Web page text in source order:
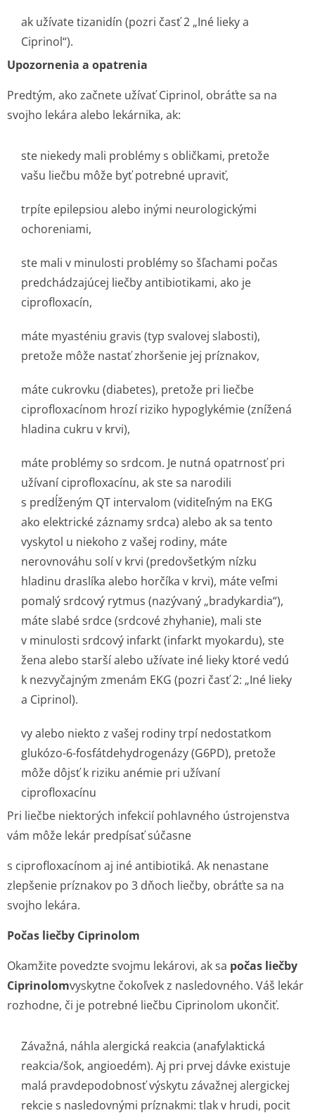
ak užívate tizanidín (pozri časť 2 „Iné lieky a
Ciprinol“).
Upozornenia a opatrenia
Predtým, ako začnete užívať Ciprinol, obráťte sa na
svojho lekára alebo lekárnika, ak:
ste niekedy mali problémy s obličkami, pretože
vašu liečbu môže byť potrebné upraviť,
trpíte epilepsiou alebo inými neurologickými
ochoreniami,
ste mali v minulosti problémy so šľachami počas
predchádzajúcej liečby antibiotikami, ako je
ciprofloxacín,
máte myasténiu gravis (typ svalovej slabosti),
pretože môže nastať zhoršenie jej príznakov,
máte cukrovku (diabetes), pretože pri liečbe
ciprofloxacínom hrozí riziko hypoglykémie (znížená
hladina cukru v krvi),
máte problémy so srdcom. Je nutná opatrnosť pri
užívaní ciprofloxacínu, ak ste sa narodili
s predĺženým QT intervalom (viditeľným na EKG
ako elektrické záznamy srdca) alebo ak sa tento
vyskytol u niekoho z vašej rodiny, máte
nerovnováhu solí v krvi (predovšetkým nízku
hladinu draslíka alebo horčíka v krvi), máte veľmi
pomalý srdcový rytmus (nazývaný „bradykardia“),
máte slabé srdce (srdcové zhyhanie), mali ste
v minulosti srdcový infarkt (infarkt myokardu), ste
žena alebo starší alebo užívate iné lieky ktoré vedú
k nezvyčajným zmenám EKG (pozri časť 2: „Iné lieky
a Ciprinol).
vy alebo niekto z vašej rodiny trpí nedostatkom
glukózo-6-fosfátdehydrogenázy (G6PD), pretože
môže dôjsť k riziku anémie pri užívaní
ciprofloxacínu
Pri liečbe niektorých infekcií pohlavného ústrojenstva
vám môže lekár predpísať súčasne
s ciprofloxacínom aj iné antibiotiká. Ak nenastane
zlepšenie príznakov po 3 dňoch liečby, obráťte sa na
svojho lekára.
Počas liečby Ciprinolom
Okamžite povedzte svojmu lekárovi, ak sa počas liečby
Ciprinolomvyskytne čokoľvek z nasledovného. Váš lekár
rozhodne, či je potrebné liečbu Ciprinolom ukončiť.
Závažná, náhla alergická reakcia (anafylaktická
reakcia/šok, angioedém). Aj pri prvej dávke existuje
malá pravdepodobnosť výskytu závažnej alergickej
rekcie s nasledovnými príznakmi: tlak v hrudi, pocit